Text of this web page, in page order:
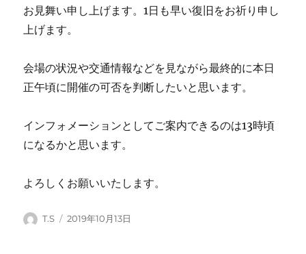
お見舞い申し上げます。1日も早い復旧をお祈り申し
上げます。
会場の状況や交通情報などを見ながら最終的に本日
正午頃に開催の可否を判断したいと思います。
インフォメーションとしてご案内できるのは13時頃
になるかと思います。
よろしくお願いいたします。
投
T.S
投
2019年10月13日